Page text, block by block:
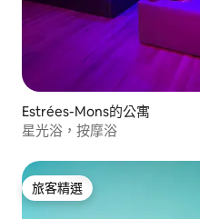
Estrées-Mons的公寓
星光浴，按摩浴
旅客精選
旅客精選